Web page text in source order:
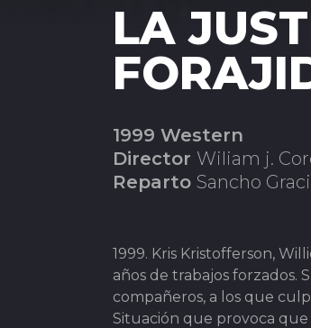
LA
1999 Western
Director Wiliam j.
Reparto Sancho
1999. Kris Kristofferson,
años de trabajos forzados.
compañeros, a los que
Situación que provoca